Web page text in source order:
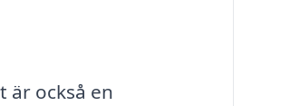
är också en